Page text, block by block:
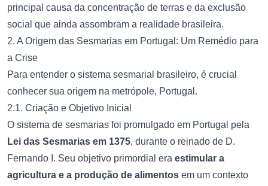
principal causa da concentração de terras e da exclusão
social que ainda assombram a realidade brasileira.
2. A Origem das Sesmarias em Portugal: Um Remédio para
a Crise
Para entender o sistema sesmarial brasileiro, é crucial
conhecer sua origem na metrópole, Portugal.
2.1. Criação e Objetivo Inicial
O sistema de sesmarias foi promulgado em Portugal pela
Lei das Sesmarias em 1375, durante o reinado de D.
Fernando I. Seu objetivo primordial era estimular a
agricultura e a produção de alimentos em um contexto